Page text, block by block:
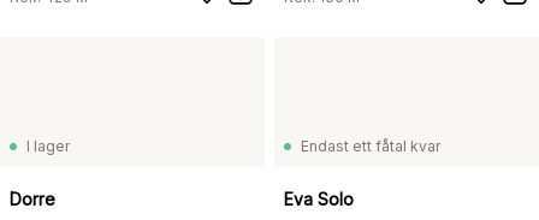
I lager
Dorre
Endast ett fåtal kvar
Eva Solo